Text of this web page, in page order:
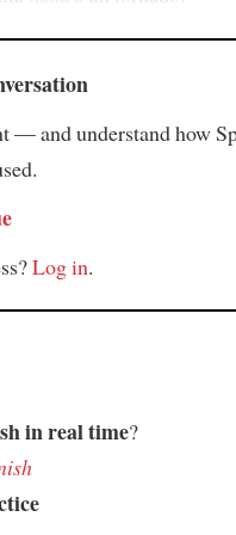
— and understand how
Log in.
in real time?